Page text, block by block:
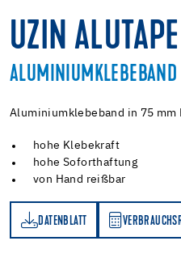
UZIN
ALUMINIUMKLEBEBAND
Aluminiumklebeband in 75 mm
hohe Klebekraft
hohe Soforthaftung
von Hand reißbar
DATENBLATT